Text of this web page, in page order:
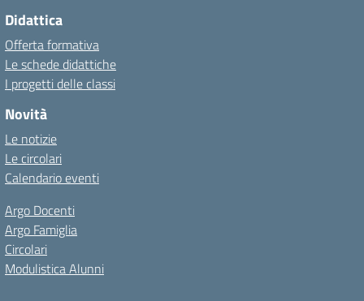
Didattica
Offerta formativa
Le schede didattiche
I progetti delle classi
Novità
Le notizie
Le circolari
Calendario eventi
Argo Docenti
Argo Famiglia
Circolari
Modulistica Alunni